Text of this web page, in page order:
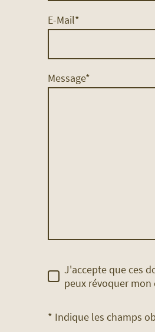
E-Mail*
Message*
J'accepte que ces
peux révoquer
* Indique les champs